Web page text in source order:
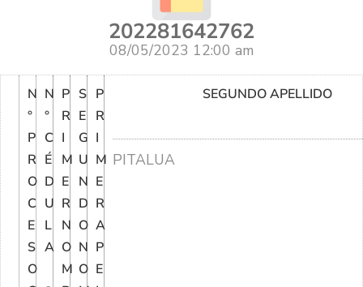
202281642762
08/05/2023 12:00 am
N
°
P
R
O
C
E
S
O
N
°
C
É
D
U
L
A
P
R
I
M
E
R
N
O
M
S
E
G
U
N
D
O
N
O
P
R
I
M
E
R
A
P
E
SEGUNDO APELLIDO
PITALUA